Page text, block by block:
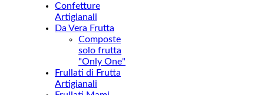
Confetture
Artigianali
Da Vera Frutta
Composte
solo frutta
"Only One"
Frullati di Frutta
Artigianali